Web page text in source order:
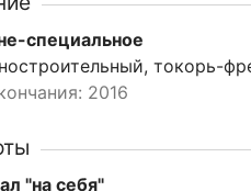
специальное
токорь-
2016
"на себя"